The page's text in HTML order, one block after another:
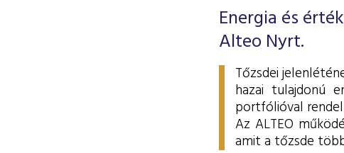
Energia és
Alteo Nyrt.
Tőzsdei
hazai tulajdonú
portfólióval
Az ALTEO
amit a tőzsde